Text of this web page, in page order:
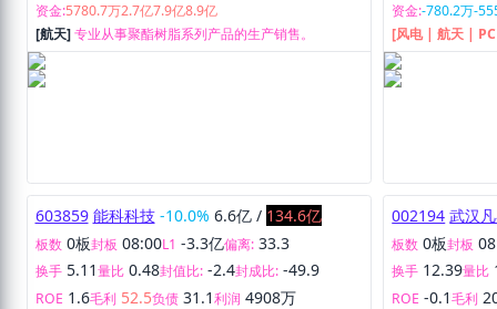
资金:5780.7万2.7亿7.9亿8.9亿
[航天]专业从事聚酯树脂系列产品的生产销售。
资金:-780.2万-
[风电 | 航天 |
显示材料、医药
发、制造及销售
603859 能科科技 -10.0% 6.6亿 / 134.6亿
板数 0板封板 08:00L1 -3.3亿偏离: 33.3
换手 5.11量比 0.48封值比: -2.4封成比: -49.9
ROE 1.6毛利 52.5负债 31.1利润 4908万
002194 武汉
板数 0板封板
换手 12.39量比
ROE -0.1毛利